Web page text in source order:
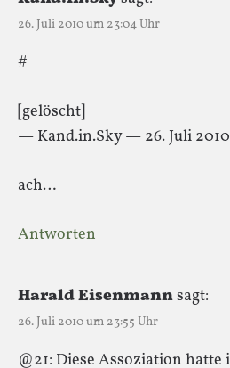
26. Juli 2010 um 23:04 Uhr
#
[gelöscht]
— Kand.in.Sky — 26. Juli
ach…
Antworten
Harald Eisenmannsagt:
26. Juli 2010 um 23:55 Uhr
@21: Diese Assoziation